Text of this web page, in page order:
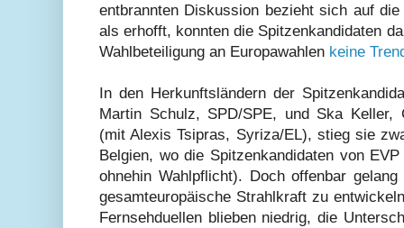
entbrannten Diskussion bezieht sich auf
als erhofft, konnten die Spitzenkandidaten
Wahlbeteiligung an Europawahlen keine
In den Herkunftsländern der
Martin Schulz, SPD/SPE, und Ska Keller,
(mit Alexis Tsipras, Syriza/EL), stieg sie
Belgien, wo die Spitzenkandidaten von
ohnehin Wahlpflicht). Doch offenbar
gesamteuropäische Strahlkraft zu
Fernsehduellen blieben niedrig, die